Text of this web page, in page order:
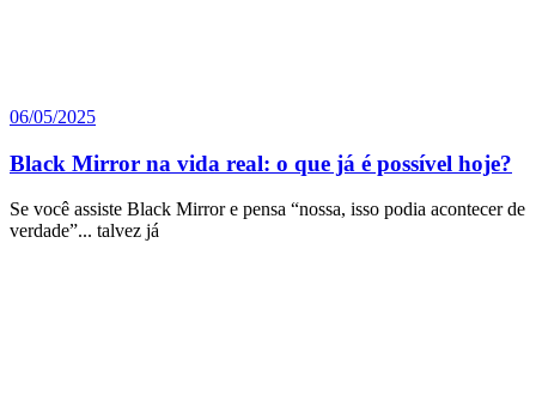
06/05/2025
Black Mirror na vida real: o que já é possível hoje?
Se você assiste Black Mirror e pensa “nossa, isso podia acontecer de
verdade”... talvez já